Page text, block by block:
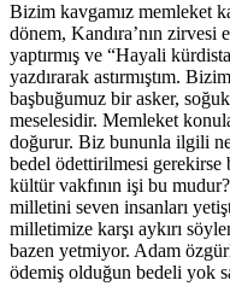
Bizim kavgamız memleket
dönem, Kandıra’nın
yaptırmış ve “Hayali
yazdırarak astırmıştım.
başbuğumuz bir asker,
meselesidir. Memleket
doğurur. Biz bununla ilgili
bedel ödettirilmesi
kültür vakfının işi bu
milletini seven insanları
milletimize karşı aykırı
bazen yetmiyor. Adam
ödemiş olduğun bedeli yok